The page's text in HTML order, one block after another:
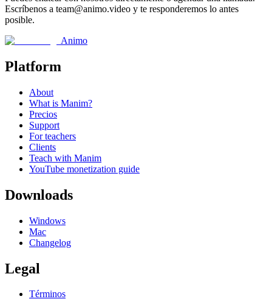
Escríbenos a team@animo.video y te responderemos lo antes
posible.
Animo
Platform
About
What is Manim?
Precios
Support
For teachers
Clients
Teach with Manim
YouTube monetization guide
Downloads
Windows
Mac
Changelog
Legal
Términos